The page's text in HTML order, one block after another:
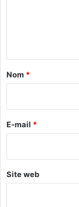
a
e
Nom *
E-mail *
Site web